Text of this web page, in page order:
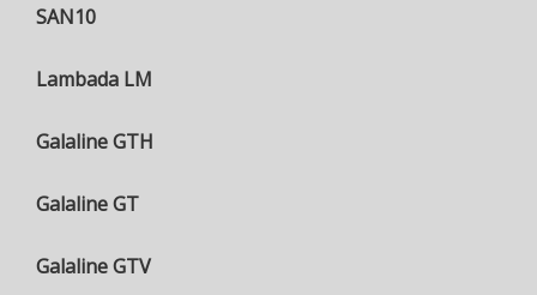
SAN10
Lambada LM
Galaline GTH
Galaline GT
Galaline GTV